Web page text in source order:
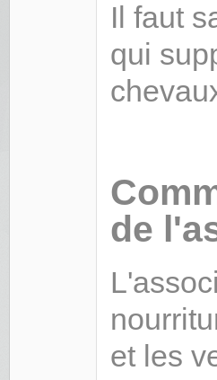
Il faut
qui
de
et les